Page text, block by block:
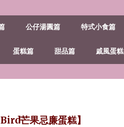
公仔湯圓篇 特式小食篇
蛋糕篇 甜品篇 戚風蛋糕
芒果忌廉蛋糕】